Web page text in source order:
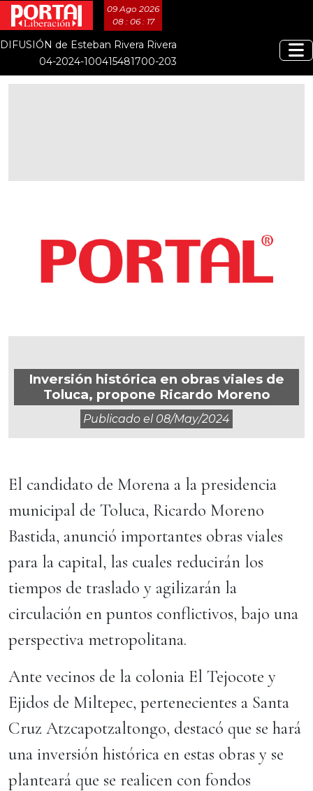
09 Ago 2026
08 : 06 : 17
DIFUSIÓN de Esteban Rivera Rivera
04-2024-100415481700-203
Inversión histórica en obras viales de
Toluca, propone Ricardo Moreno
Publicado el 08/may/2024
El candidato de Morena a la presidencia
municipal de Toluca, Ricardo Moreno
Bastida, anunció importantes obras viales
para la capital, las cuales reducirán los
tiempos de traslado y agilizarán la
circulación en puntos conflictivos, bajo una
perspectiva metropolitana.
Ante vecinos de la colonia El Tejocote y
Ejidos de Miltepec, pertenecientes a Santa
Cruz Atzcapotzaltongo, destacó que se hará
una inversión histórica en estas obras y se
planteará que se realicen con fondos